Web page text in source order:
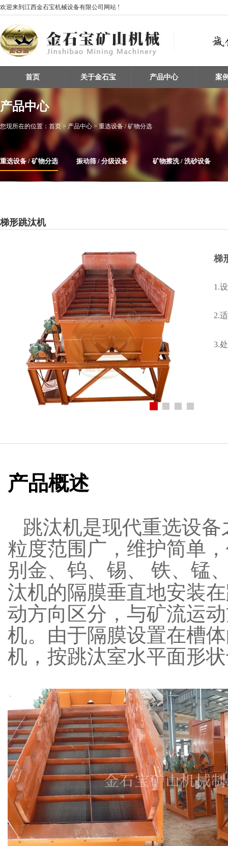
欢迎来到江西金石宝机械设备有限公司网站 !
首页 关于金石宝 产品中心 案
产品中心
您现所在的位置： 首页 > 产品中心 > 重选设备 / 矿物分选
重选设备 / 矿物分选 振动筛 / 分级设备 矿物擦洗 / 洗砂设备
梯形跳汰机
梯
1.
2.
3.
产品概述
跳汰机是现代重选设
粒度范围广，维护简单
别金、钨、锡、
铁、锰
汰机的隔膜垂直地安装
动方向区分，与矿流运
机。由于隔膜设置在槽
机，按跳汰室水平面形